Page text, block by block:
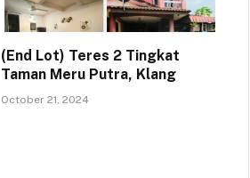
(End Lot) Teres 2 Tingkat
Taman Meru Putra, Klang
October 21, 2024